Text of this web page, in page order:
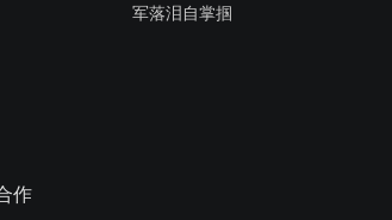
军落泪自掌掴
作